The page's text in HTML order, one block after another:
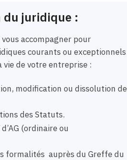
du juridique :
accompagner pour
courants ou exceptionnels
de votre entreprise :
modification ou dissolution de
des Statuts.
(ordinaire ou
formalités auprès du Greffe du